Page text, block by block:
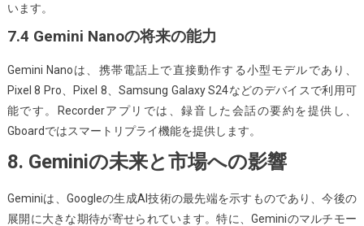
います。
7.4 Gemini Nanoの将来の能力
Gemini Nanoは、携帯電話上で直接動作する小型モデルであり、
Pixel 8 Pro、Pixel 8、Samsung Galaxy S24などのデバイスで利用可
能です。Recorderアプリでは、録音した会話の要約を提供し、
Gboardではスマートリプライ機能を提供します。
8. Geminiの未来と市場への影響
Geminiは、Googleの生成AI技術の最先端を示すものであり、今後の
展開に大きな期待が寄せられています。特に、Geminiのマルチモー